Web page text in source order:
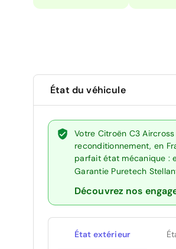
État du véhicule
Votre Citroën C3
reconditionnement, en
parfait état mécanique :
Garantie Puretech
Découvrez nos
État extérieur